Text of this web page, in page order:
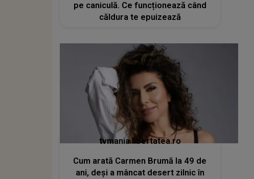
pe caniculă. Ce funcționează când
căldura te epuizează
tvmania.libertatea.ro
Cum arată Carmen Brumă la 49 de
ani, deși a mâncat desert zilnic în